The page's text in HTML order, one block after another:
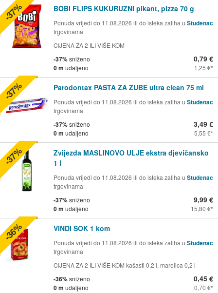
BOBI FLIPS KUKURUZNI pikant, pizza 70 g
Ponuda vrijedi do 11.08.2026 ili do isteka zaliha u Studenac
trgovinama
CIJENA ZA 2 ILI VIŠE KOM
-37%sniženo
0 m udaljeno
0,79 €
1,25 €
-37%
Parodontax PASTA ZA ZUBE ultra clean 75 ml
Ponuda vrijedi do 11.08.2026 ili do isteka zaliha u Studenac
trgovinama
-37%sniženo
0 m udaljeno
3,49 €
5,55 €
-37%
Zvijezda MASLINOVO ULJE ekstra djevičansko
1 l
Ponuda vrijedi do 11.08.2026 ili do isteka zaliha u Studenac
trgovinama
-37%sniženo
0 m udaljeno
9,99 €
15,80 €
-37%
VINDI SOK 1 kom
Ponuda vrijedi do 11.08.2026 ili do isteka zaliha u Studenac
trgovinama
CIJENA ZA 2 ILI VIŠE KOM kašasti 0,2 l, marelica 0,2 l
-36%sniženo
0 m udaljeno
0,45 €
0,70 €
-36%